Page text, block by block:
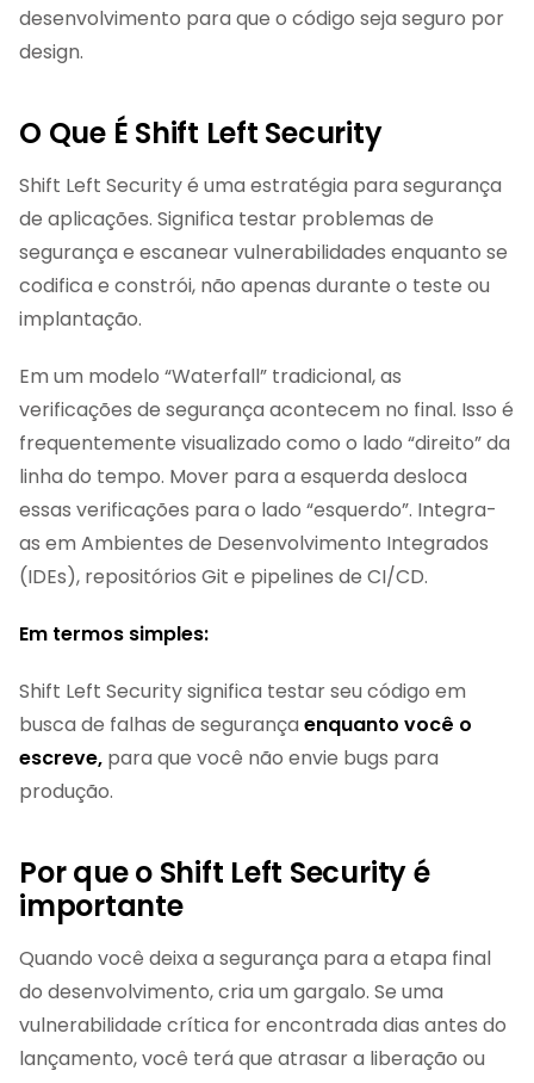
desenvolvimento para que o código seja seguro por
design.
O Que É Shift Left Security
Shift Left Security é uma estratégia para segurança
de aplicações. Significa testar problemas de
segurança e escanear vulnerabilidades enquanto se
codifica e constrói, não apenas durante o teste ou
implantação.
Em um modelo “Waterfall” tradicional, as
verificações de segurança acontecem no final. Isso é
frequentemente visualizado como o lado “direito” da
linha do tempo. Mover para a esquerda desloca
essas verificações para o lado “esquerdo”. Integra-
as em Ambientes de Desenvolvimento Integrados
(IDEs), repositórios Git e pipelines de CI/CD.
Em termos simples:
Shift Left Security significa testar seu código em
busca de falhas de segurança enquanto você o
escreve, para que você não envie bugs para
produção.
Por que o Shift Left Security é
importante
Quando você deixa a segurança para a etapa final
do desenvolvimento, cria um gargalo. Se uma
vulnerabilidade crítica for encontrada dias antes do
lançamento, você terá que atrasar a liberação ou